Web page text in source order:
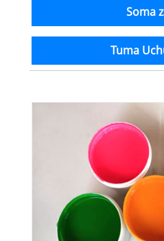
Soma
Tuma